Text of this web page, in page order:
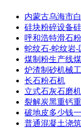
内蒙古乌海市
硅块粉碎设备
呼和浩特滑石
蛇纹石-蛇纹岩-
煤制粉生产线
炉渣制砂机械
长石粉石机
立式石灰石磨
裂解炭黑重钙
破地皮多少钱
普通混凝土浇